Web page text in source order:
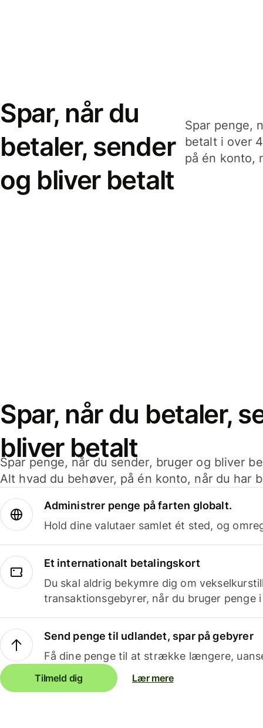
Spar, når du
betaler, sender
og bliver betalt
Spar penge,
betalt i over
på én konto,
Spar, når du betaler,
bliver betalt
Spar penge, når du sender, bruger og bliver
Alt hvad du behøver, på én konto, når du har
Administrer penge på farten globalt.
Hold dine valutaer samlet ét sted, og
Et internationalt betalingskort
Du skal aldrig bekymre dig om
transaktionsgebyrer, når du bruger penge
Send penge til udlandet, spar på gebyrer
Få dine penge til at strække længere,
Tilmeld dig Lær mere